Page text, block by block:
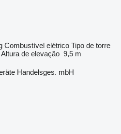
Combustível elétrico Tipo de torre
Altura de elevação 9,5 m
Handelsges. mbH